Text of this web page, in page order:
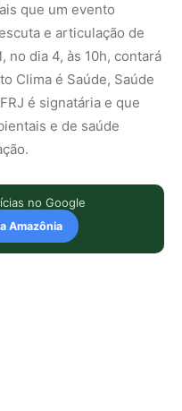
que um evento
e articulação de
no dia 4, às 10h, contará
Clima é Saúde, Saúde
é signatária e que
e de saúde
no Google
Amazônia